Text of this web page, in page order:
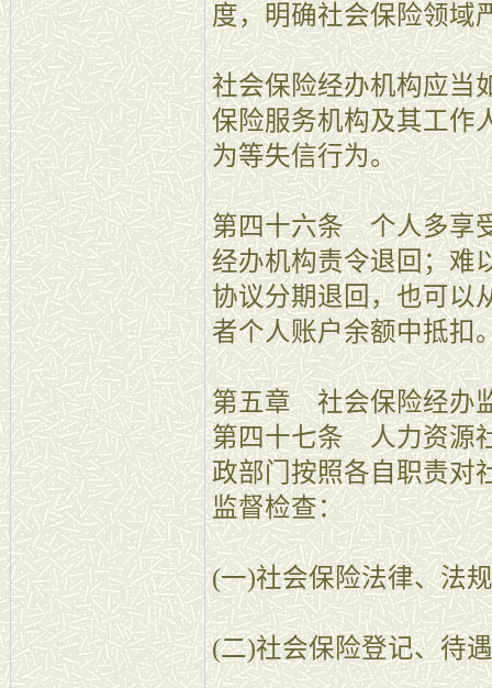
度，明确社会保险领域
社会保险经办机构应当
保险服务机构及其工作
为等失信行为。
第四十六条 个人多享
经办机构责令退回；难
协议分期退回，也可以
者个人账户余额中抵扣
第五章 社会保险经办
第四十七条 人力资源
政部门按照各自职责对
监督检查：
(一)社会保险法律、法
(二)社会保险登记、待